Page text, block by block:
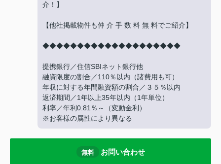
介！】
【他社掲載物件も仲 介 手 数 料 無 料でご紹介】
◆◆◆◆◆◆◆◆◆◆◆◆◆◆◆◆◆◆◆◆
提携銀行／住信SBIネット銀行他
融資限度の割合／110％以内（諸費用も可）
年収に対する年間融資額の割合／３５％以内
返済期間／1年以上35年以内（1年単位）
利率／年利0.81％～（変動金利）
※お客様の属性により異なる
無料 お問い合わせ